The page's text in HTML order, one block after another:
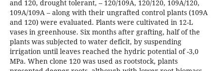
and 120, drought tolerant, – 120/109A, 120/120, 109A/120,
109A/109A – along with their ungrafted control plants (109A
and 120) were evaluated. Plants were cultivated in 12-L
vases in greenhouse. Six months after grafting, half of the
plants was subjected to water deficit, by suspending
irrigation until leaves reached the hydric potential of -3,0
MPa. When clone 120 was used as rootstock, plants